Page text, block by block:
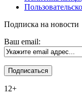
Подписка на новости
Ваш email:
12+